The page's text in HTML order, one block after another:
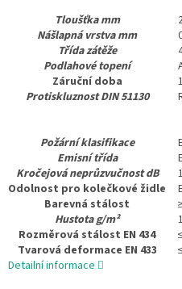
Tloušťka mm
Nášlapná vrstva mm
Třída zátěže
Podlahové topení
Záruční doba
Protiskluznost DIN 51130
Požární klasifikace
Emisní třída
Kročejová neprůzvučnost dB
Odolnost pro kolečkové židle
Barevná stálost
Hustota g/m²
Rozměrová stálost EN 434
Tvarová deformace EN 433
Detailní informace